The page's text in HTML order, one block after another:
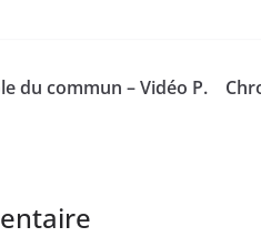
du commun – Vidéo P.